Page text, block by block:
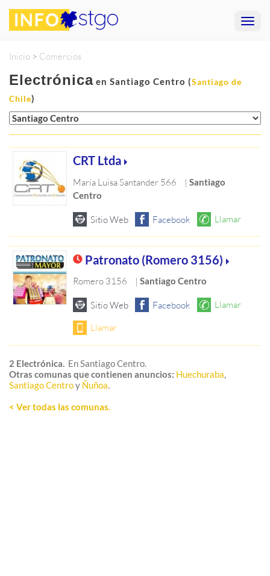
Inicio > Comercios
Electrónica en Santiago Centro (Santiago de
Chile)
CRT Ltda
María Luisa Santander 566 |Santiago
Centro
Patronato (Romero 3156)
Romero 3156 |Santiago Centro
2 Electrónica. En Santiago Centro.
Otras comunas que contienen anuncios: Huechuraba,
Santiago Centroy Ñuñoa.
< Ver todas las comunas.